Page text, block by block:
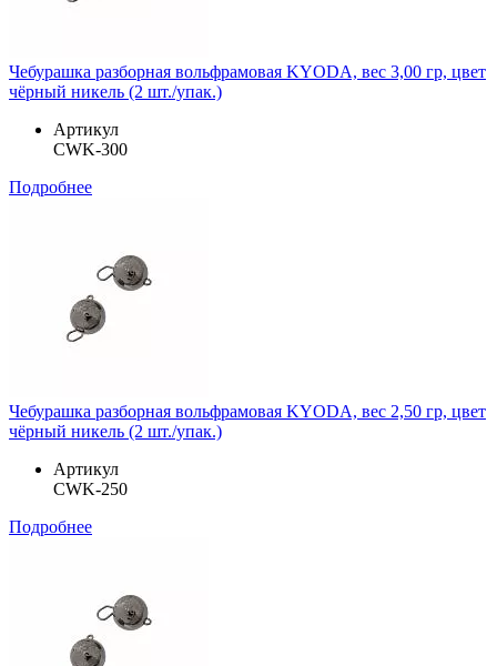
Чебурашка разборная вольфрамовая KYODA, вес 3,00 гр, цвет
чёрный никель (2 шт./упак.)
Артикул
CWK-300
Подробнее
Чебурашка разборная вольфрамовая KYODA, вес 2,50 гр, цвет
чёрный никель (2 шт./упак.)
Артикул
CWK-250
Подробнее